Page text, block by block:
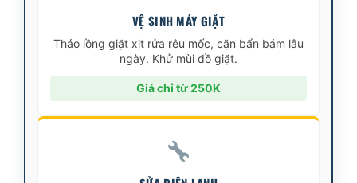
VỆ SINH MÁY GIẶT
Tháo lồng giặt xịt rửa rêu mốc, cặn bẩn bám lâu
ngày. Khử mùi đồ giặt.
Giá chỉ từ 250K